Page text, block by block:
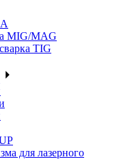
MIG/MAG
TIG
для лазерного